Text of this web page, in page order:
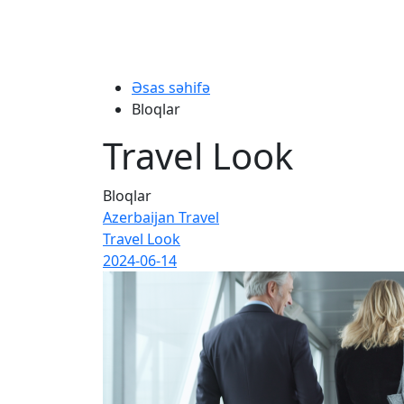
Əsas səhifə
Bloqlar
Travel Look
Bloqlar
Azerbaijan Travel
Travel Look
2024-06-14